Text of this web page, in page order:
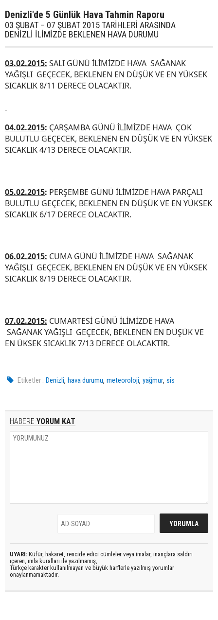
Denizli'de 5 Günlük Hava Tahmin Raporu
03 ŞUBAT – 07 ŞUBAT 2015 TARİHLERİ ARASINDA
DENİZLİ İLİMİZDE BEKLENEN HAVA DURUMU
03.02.2015: SALI GÜNÜ İLİMİZDE HAVA SAĞANAK
YAĞIŞLI GEÇECEK, BEKLENEN EN DÜŞÜK VE EN YÜKSEK
SICAKLIK 8/11 DERECE OLACAKTIR.
04.02.2015: ÇARŞAMBA GÜNÜ İLİMİZDE HAVA ÇOK
BULUTLU GEÇECEK, BEKLENEN EN DÜŞÜK VE EN YÜKSEK
SICAKLIK 4/13 DERECE OLACAKTIR.
05.02.2015: PERŞEMBE GÜNÜ İLİMİZDE HAVA PARÇALI
BULUTLU GEÇECEK, BEKLENEN EN DÜŞÜK VE EN YÜKSEK
SICAKLIK 6/17 DERECE OLACAKTIR.
06.02.2015: CUMA GÜNÜ İLİMİZDE HAVA SAĞANAK
YAĞIŞLI GEÇECEK, BEKLENEN EN DÜŞÜK VE EN YÜKSEK
SICAKLIK 8/19 DERECE OLACAKTIR.
07.02.2015: CUMARTESİ GÜNÜ İLİMİZDE HAVA
SAĞANAK YAĞIŞLI GEÇECEK, BEKLENEN EN DÜŞÜK VE
EN ÜKSEK SICAKLIK 7/13 DERECE OLACAKTIR.
Etiketler : Denizli,hava durumu,meteoroloji,yağmur,sis
HABERE YORUM KAT
UYARI: Küfür, hakaret, rencide edici cümleler veya imalar, inançlara saldırı
içeren, imla kuralları ile yazılmamış,
Türkçe karakter kullanılmayan ve büyük harflerle yazılmış yorumlar
onaylanmamaktadır.